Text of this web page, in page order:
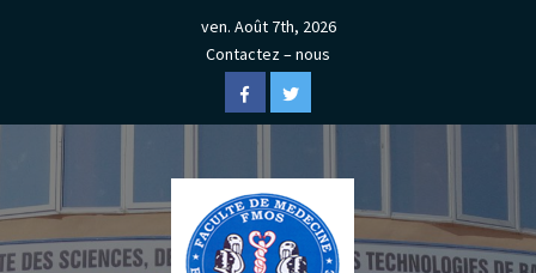
ven. Août 7th, 2026
Contactez – nous
FacebookTwitter